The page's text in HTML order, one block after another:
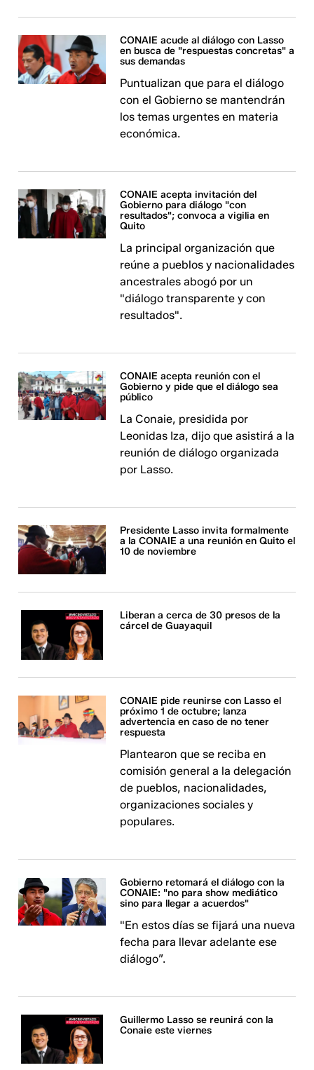
CONAIE acude al diálogo con Lasso
en busca de "respuestas concretas" a
sus demandas
Puntualizan que para el diálogo
con el Gobierno se mantendrán
los temas urgentes en materia
económica.
CONAIE acepta invitación del
Gobierno para diálogo "con
resultados"; convoca a vigilia en
Quito
La principal organización que
reúne a pueblos y nacionalidades
ancestrales abogó por un
"diálogo transparente y con
resultados".
CONAIE acepta reunión con el
Gobierno y pide que el diálogo sea
público
La Conaie, presidida por
Leonidas Iza, dijo que asistirá a la
reunión de diálogo organizada
por Lasso.
Presidente Lasso invita formalmente
a la CONAIE a una reunión en Quito el
10 de noviembre
Liberan a cerca de 30 presos de la
cárcel de Guayaquil
CONAIE pide reunirse con Lasso el
próximo 1 de octubre; lanza
advertencia en caso de no tener
respuesta
Plantearon que se reciba en
comisión general a la delegación
de pueblos, nacionalidades,
organizaciones sociales y
populares.
Gobierno retomará el diálogo con la
CONAIE: "no para show mediático
sino para llegar a acuerdos"
"En estos días se fijará una nueva
fecha para llevar adelante ese
diálogo”.
Guillermo Lasso se reunirá con la
Conaie este viernes